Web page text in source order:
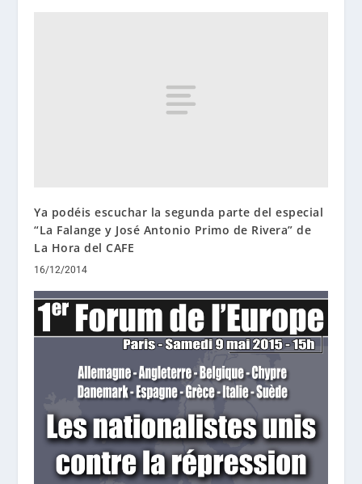
Ya podéis escuchar la segunda parte del especial
“La Falange y José Antonio Primo de Rivera” de
La Hora del CAFE
16/12/2014